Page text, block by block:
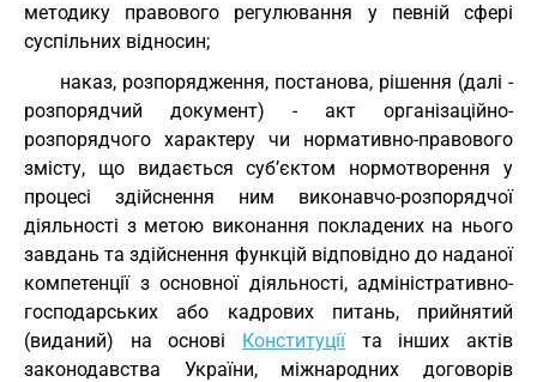
методику правового регулювання у певній сфері
суспільних відносин;
наказ, розпорядження, постанова, рішення (далі -
розпорядчий документ) - акт організаційно-
розпорядчого характеру чи нормативно-правового
змісту, що видається суб’єктом нормотворення у
процесі здійснення ним виконавчо-розпорядчої
діяльності з метою виконання покладених на нього
завдань та здійснення функцій відповідно до наданої
компетенції з основної діяльності, адміністративно-
господарських або кадрових питань, прийнятий
(виданий) на основі Конституціїта інших актів
законодавства України, міжнародних договорів